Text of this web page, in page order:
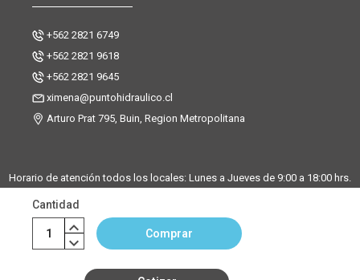
Cantidad
Comprar
+562 2821 6749
+562 2821 9618
+562 2821 9645
ximena@puntohidraulico.cl
Arturo Prat 795, Buin, Region Metropolitana
Horario de atención todos los locales: Lunes a Jueves de 9:00 a 18:00 hrs.
Desde octubre hasta febrero, trabajamos los sábados de 9:00 a 13:00
horas en la sucursal Buin. La sucursal de Santiago y Chicureo
permanecerá cerrada los sábados.